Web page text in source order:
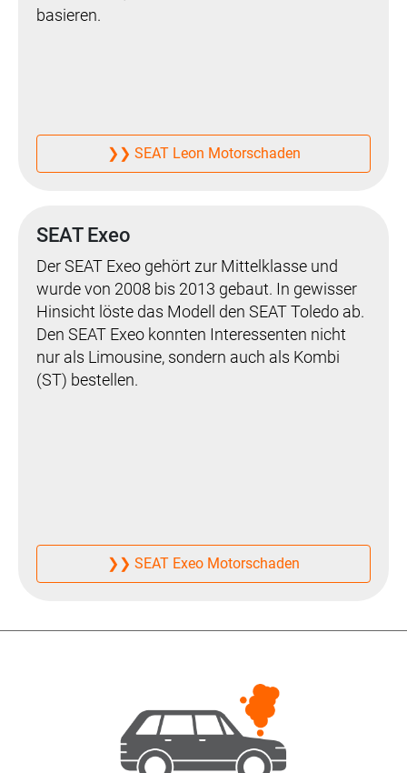
basieren.
❯❯ SEAT Leon Motorschaden
SEAT Exeo
Der SEAT Exeo gehört zur Mittelklasse und
wurde von 2008 bis 2013 gebaut. In gewisser
Hinsicht löste das Modell den SEAT Toledo ab.
Den SEAT Exeo konnten Interessenten nicht
nur als Limousine, sondern auch als Kombi
(ST) bestellen.
❯❯ SEAT Exeo Motorschaden